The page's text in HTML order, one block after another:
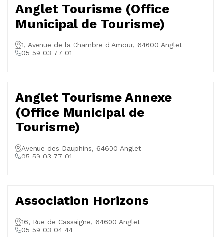
Anglet Tourisme (Office
Municipal de Tourisme)
1, Avenue de la Chambre d Amour, 64600 Anglet
05 59 03 77 01
Anglet Tourisme Annexe
(Office Municipal de
Tourisme)
Avenue des Dauphins, 64600 Anglet
05 59 03 77 01
Association Horizons
16, Rue de Cassaigne, 64600 Anglet
05 59 03 04 44